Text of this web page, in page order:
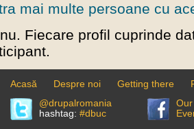
mai multe persoane cu
Fiecare profil cuprinde
Acasă Despre noi Getting there
@drupalromania
hashtag: #dbuc